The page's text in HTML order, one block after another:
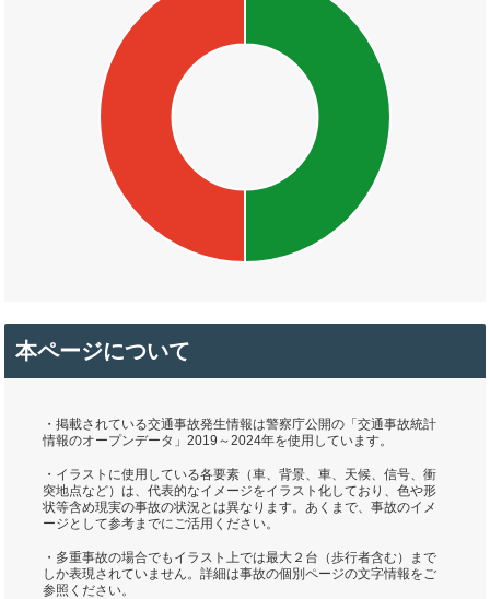
本ページについて
・掲載されている交通事故発生情報は警察庁公開の「交通事故統計
情報のオープンデータ」2019～2024年を使用しています。
・イラストに使用している各要素（車、背景、車、天候、信号、衝
突地点など）は、代表的なイメージをイラスト化しており、色や形
状等含め現実の事故の状況とは異なります。あくまで、事故のイメ
ージとして参考までにご活用ください。
・多重事故の場合でもイラスト上では最大２台（歩行者含む）まで
しか表現されていません。詳細は事故の個別ページの文字情報をご
参照ください。